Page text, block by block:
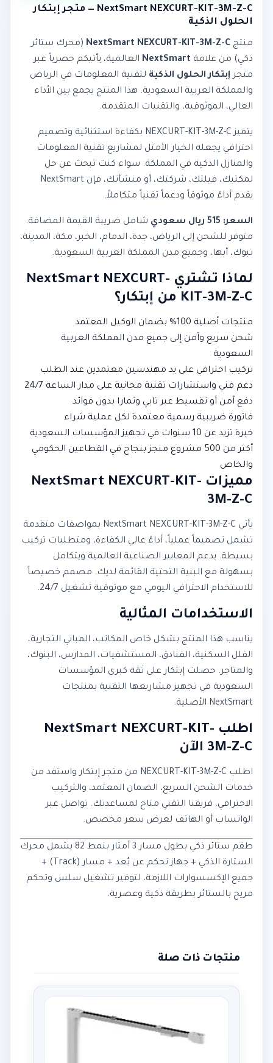
NextSmart NEXCURT-KIT-3M-Z-C — متجر إبتكار
الحلول الذكية
منتج NextSmart NEXCURT-KIT-3M-Z-C (محرك ستائر
ذكي) من علامة NextSmart العالمية، يأتيكم حصرياً عبر
متجرإبتكار الحلول الذكية لتقنية المعلومات في الرياض
والمملكة العربية السعودية. هذا المنتج يجمع بين الأداء
العالي، الموثوقية، والتقنيات المتقدمة.
يتميز NEXCURT-KIT-3M-Z-C بكفاءة استثنائية وتصميم
احترافي يجعله الخيار الأمثل لمشاريع تقنية المعلومات
والمنازل الذكية في المملكة. سواء كنت تبحث عن حل
لمكتبك، فيلتك، شركتك، أو منشأتك، فإن NextSmart
يقدم أداءً موثوقاً ودعماً تقنياً متكاملاً.
السعر: 515 ريال سعودي
شامل ضريبة القيمة المضافة.
متوفر للشحن إلى الرياض، جدة، الدمام، الخبر، مكة، المدينة،
تبوك، أبها، وجميع مدن المملكة العربية السعودية.
لماذا تشتري NextSmart NEXCURT-
KIT-3M-Z-C من إبتكار؟
منتجات أصلية 100% بضمان الوكيل المعتمد
شحن سريع وآمن إلى جميع مدن المملكة العربية
السعودية
تركيب احترافي على يد مهندسين معتمدين عند الطلب
دعم فني واستشارات تقنية مجانية على مدار الساعة 24/7
دفع آمن أو تقسيط عبر تابي وتمارا بدون فوائد
فاتورة ضريبية رسمية معتمدة لكل عملية شراء
خبرة تزيد عن 10 سنوات في تجهيز المؤسسات السعودية
أكثر من 500 مشروع منجز بنجاح في القطاعين الحكومي
والخاص
مميزات NextSmart NEXCURT-KIT-
3M-Z-C
يأتي NextSmart NEXCURT-KIT-3M-Z-C بمواصفات متقدمة
تشمل تصميماً عملياً، أداءً عالي الكفاءة، ومتطلبات تركيب
بسيطة. يدعم المعايير الصناعية العالمية ويتكامل
بسهولة مع البنية التحتية القائمة لديك. مصمم خصيصاً
للاستخدام الاحترافي اليومي مع موثوقية تشغيل 24/7.
الاستخدامات المثالية
يناسب هذا المنتج بشكل خاص المكاتب، المباني التجارية،
الفلل السكنية، الفنادق، المستشفيات، المدارس، البنوك،
والمتاجر. حصلت إبتكار على ثقة كبرى المؤسسات
السعودية في تجهيز مشاريعها التقنية بمنتجات
NextSmart الأصلية.
اطلب NextSmart NEXCURT-KIT-
3M-Z-C الآن
اطلب NEXCURT-KIT-3M-Z-C من متجر إبتكار واستفد من
خدمات الشحن السريع، الضمان المعتمد، والتركيب
الاحترافي. فريقنا التقني متاح لمساعدتك. تواصل عبر
الواتساب أو الهاتف لعرض سعر مخصص.
طقم ستائر ذكي بطول مسار 3 أمتار بنمط 82 يشمل محرك
الستارة الذكي + جهاز تحكم عن بُعد + مسار (Track) +
جميع الإكسسوارات اللازمة، لتوفير تشغيل سلس وتحكم
مريح بالستائر بطريقة ذكية وعصرية.
منتجات ذات صلة